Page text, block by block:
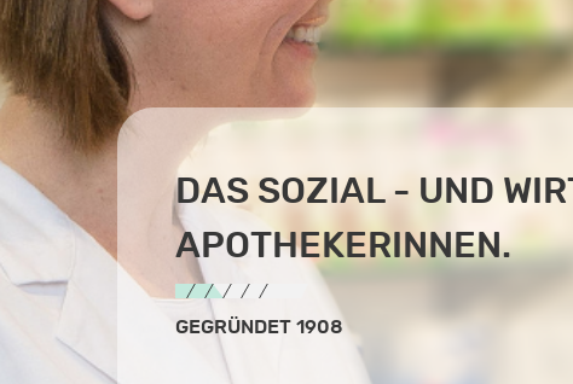
DAS SOZIAL - UND
APOTHEKERINNEN.
GEGRÜNDET 1908